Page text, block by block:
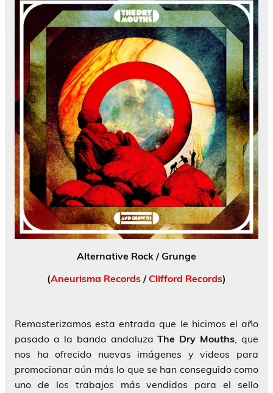
Alternative Rock / Grunge
(Aneurisma Records /Clifford Records)
Remasterizamos esta entrada que le hicimos el año
pasado a la banda andaluzaThe Dry Mouths, que
nos ha ofrecido nuevas imágenes y videos para
promocionar aún más lo que se han conseguido como
uno de los trabajos más vendidos para el sello